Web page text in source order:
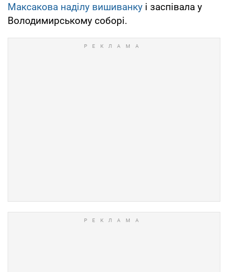
Максакова наділу вишиванку і заспівала у
Володимирському соборі.